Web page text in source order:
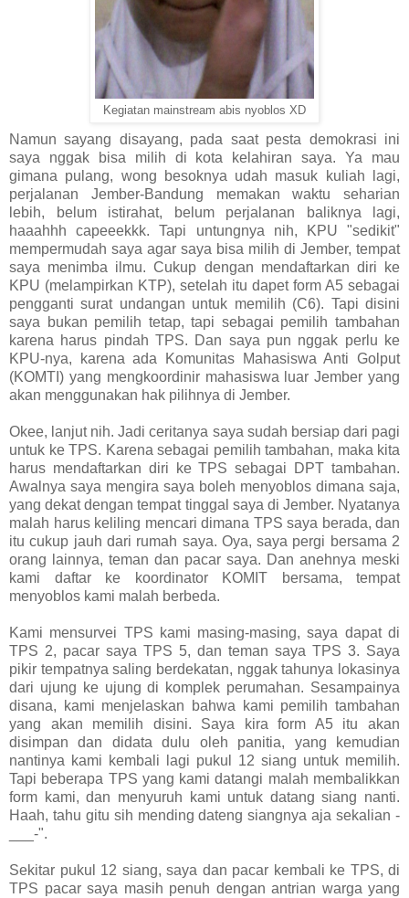
Kegiatan mainstream abis nyoblos XD
Namun sayang disayang, pada saat pesta demokrasi ini
saya nggak bisa milih di kota kelahiran saya. Ya mau
gimana pulang, wong besoknya udah masuk kuliah lagi,
perjalanan Jember-Bandung memakan waktu seharian
lebih, belum istirahat, belum perjalanan baliknya lagi,
haaahhh capeeekkk. Tapi untungnya nih, KPU "sedikit"
mempermudah saya agar saya bisa milih di Jember, tempat
saya menimba ilmu. Cukup dengan mendaftarkan diri ke
KPU (melampirkan KTP), setelah itu dapet form A5 sebagai
pengganti surat undangan untuk memilih (C6). Tapi disini
saya bukan pemilih tetap, tapi sebagai pemilih tambahan
karena harus pindah TPS. Dan saya pun nggak perlu ke
KPU-nya, karena ada Komunitas Mahasiswa Anti Golput
(KOMTI) yang mengkoordinir mahasiswa luar Jember yang
akan menggunakan hak pilihnya di Jember.
Okee, lanjut nih. Jadi ceritanya saya sudah bersiap dari pagi
untuk ke TPS. Karena sebagai pemilih tambahan, maka kita
harus mendaftarkan diri ke TPS sebagai DPT tambahan.
Awalnya saya mengira saya boleh menyoblos dimana saja,
yang dekat dengan tempat tinggal saya di Jember. Nyatanya
malah harus keliling mencari dimana TPS saya berada, dan
itu cukup jauh dari rumah saya. Oya, saya pergi bersama 2
orang lainnya, teman dan pacar saya. Dan anehnya meski
kami daftar ke koordinator KOMIT bersama, tempat
menyoblos kami malah berbeda.
Kami mensurvei TPS kami masing-masing, saya dapat di
TPS 2, pacar saya TPS 5, dan teman saya TPS 3. Saya
pikir tempatnya saling berdekatan, nggak tahunya lokasinya
dari ujung ke ujung di komplek perumahan. Sesampainya
disana, kami menjelaskan bahwa kami pemilih tambahan
yang akan memilih disini. Saya kira form A5 itu akan
disimpan dan didata dulu oleh panitia, yang kemudian
nantinya kami kembali lagi pukul 12 siang untuk memilih.
Tapi beberapa TPS yang kami datangi malah membalikkan
form kami, dan menyuruh kami untuk datang siang nanti.
Haah, tahu gitu sih mending dateng siangnya aja sekalian -
___-".
Sekitar pukul 12 siang, saya dan pacar kembali ke TPS, di
TPS pacar saya masih penuh dengan antrian warga yang